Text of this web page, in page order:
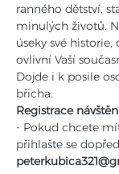
ranného dětství,
minulých životů.
úseky své
ovlivní Vaší
Dojde i k posile
břicha.
Registrace
- Pokud chcete
přihlašte se